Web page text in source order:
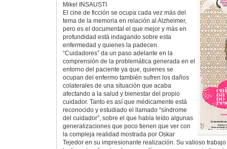
Mikel INSAUSTI
El cine de ficción se ocupa cada vez más del
tema de la memoria en relación al Alzheimer,
pero es el documental el que mejor y más en
profundidad está indagando sobre esta
enfermedad y quienes la padecen.
“Cuidadores” da un paso adelante en la
comprensión de la problemática generada en el
entorno del paciente ya que, quienes se
ocupan del enfermo también sufren los daños
colaterales de una situación que acaba
afectando a la salud y bienestar del propio
cuidador. Tanto es así que médicamente está
reconocido y estudiado el llamado “síndrome
del cuidador”, sobre el que había leído algunas
generalizaciones que poco tienen que ver con
la compleja realidad mostrada por Oskar
Tejedor en su impresionante realización. Su valioso